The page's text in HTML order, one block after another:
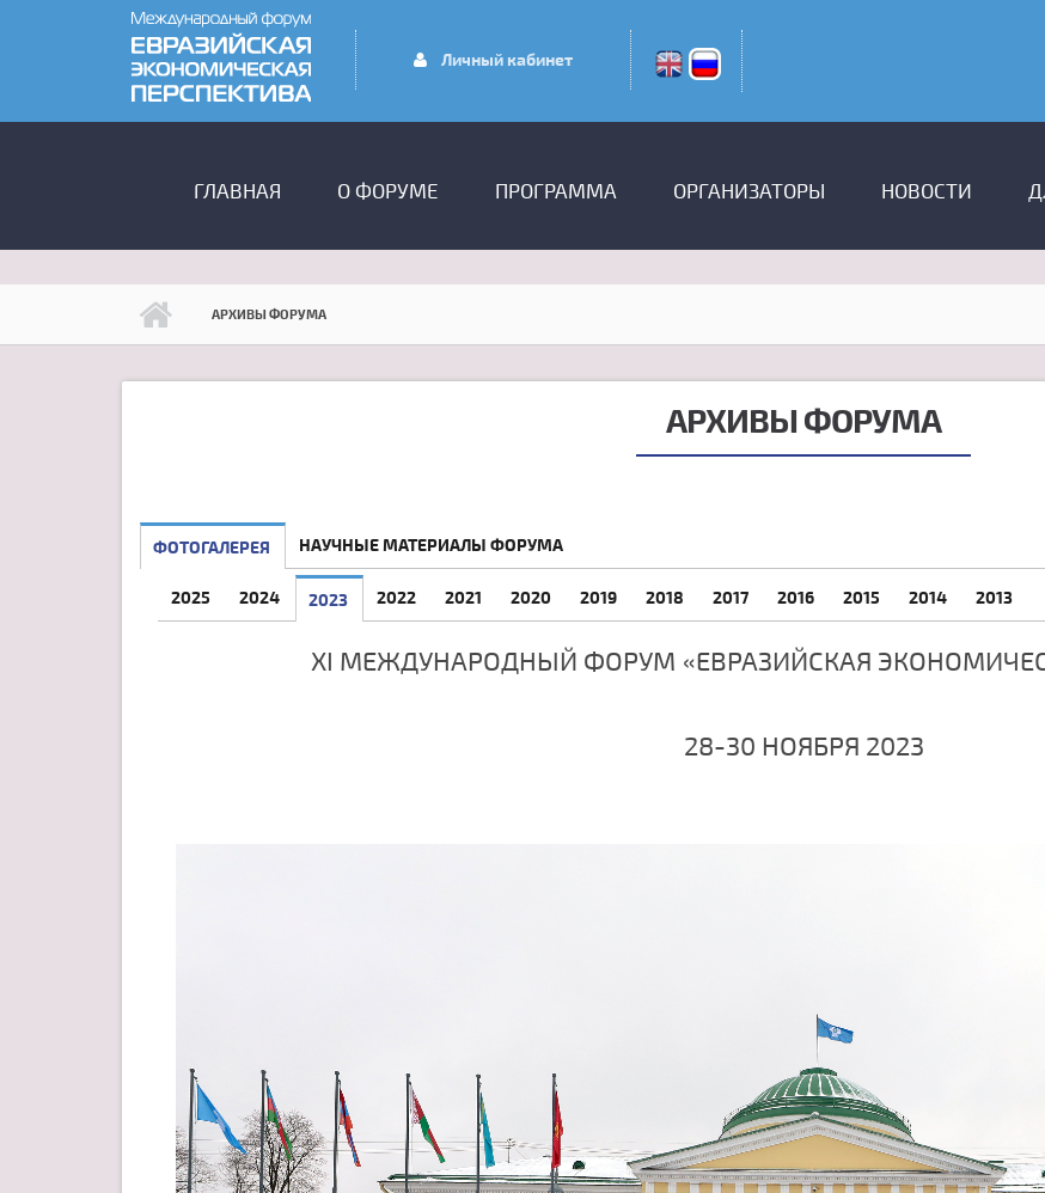
Перейти к основному содержанию
Личный кабинет
ГЛАВНОЕ МЕНЮ
ГЛАВНАЯ О ФОРУМЕ ПРОГРАММА ОРГАНИЗАТОРЫ НОВОСТИ
АРХИВЫ ФОРУМА
АРХИВЫ ФОРУМА
ФОТОГАЛЕРЕЯ НАУЧНЫЕ МАТЕРИАЛЫ ФОРУМА
2025 2024 2023 2022 2021 2020 2019 2018 2017 2016 2015 2014 2013
XI МЕЖДУНАРОДНЫЙ ФОРУМ «ЕВРАЗИЙСКАЯ
28-30 НОЯБРЯ 2023